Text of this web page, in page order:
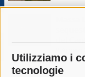
Utilizziamo i
tecnologie
del